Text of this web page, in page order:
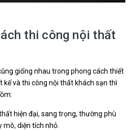
thi công nội thất
giống nhau trong phong cách thiết
kế và thi công nội thất khách sạn thì
hiện đại, sang trọng, thường phù
mô, diện tích nhỏ.